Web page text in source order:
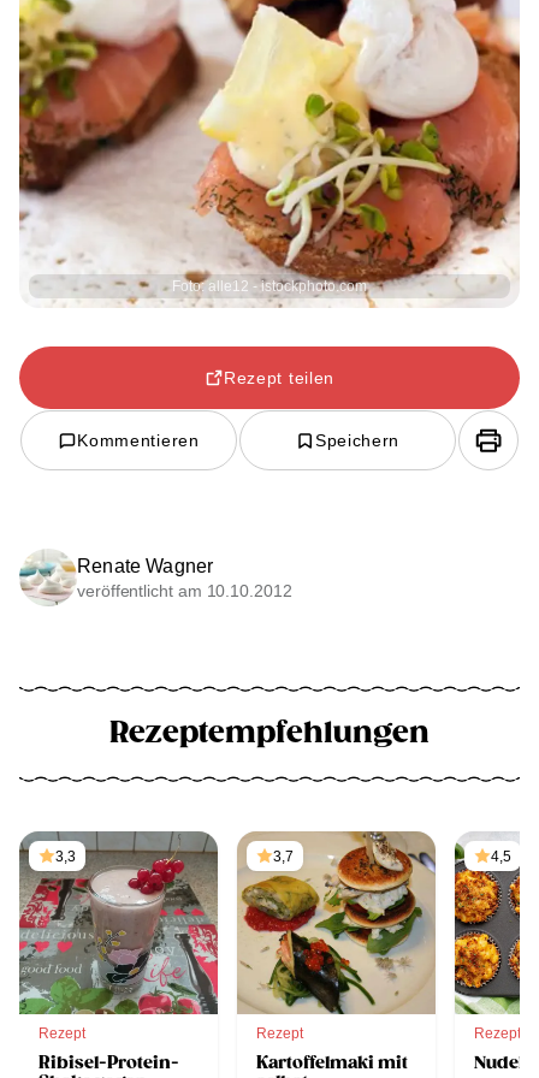
Foto: alle12 - istockphoto.com
Rezept teilen
Kommentieren Speichern
Renate Wagner
veröffentlicht am 10.10.2012
Rezeptempfehlungen
3,3
Rezept
Ribisel-Protein-
3,7
Rezept
Kartoffelmaki mit
4,5
Rezept